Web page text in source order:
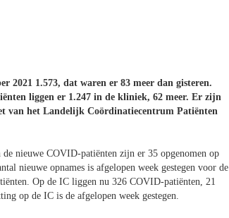
2021 1.573, dat waren er 83 meer dan gisteren.
liggen er 1.247 in de kliniek, 62 meer. Er zijn
van het Landelijk Coördinatiecentrum Patiënten
nieuwe COVID-patiënten zijn er 35 opgenomen op
nieuwe opnames is afgelopen week gestegen voor de
Op de IC liggen nu 326 COVID-patiënten, 21
op de IC is de afgelopen week gestegen.